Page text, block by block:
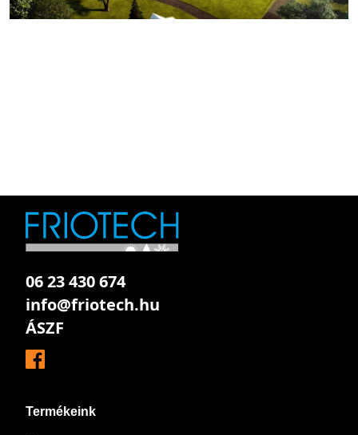
06 23 430 674
info@friotech.hu
ÁSZF
Termékeink